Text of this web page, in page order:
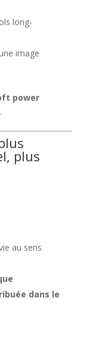
long-
image
power
plus
au sens
dans le